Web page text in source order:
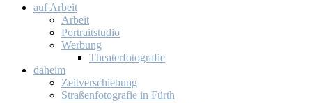
auf Ar­beit
Ar­beit
Por­trait­stu­dio
Wer­bung
Thea­ter­fo­to­gra­fie
da­heim
Zeit­ver­schie­bung
Stra­ßen­fo­to­gra­fie in Fürth